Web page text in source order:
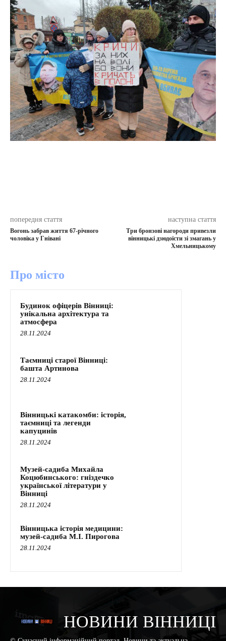
попередня стаття
Вогонь забрав життя 67-річного
чоловіка у Гнівані
наступна стаття
Три бронзові нагороди привезли
вінницькі дзюдоїсти зі змагань у
Хмельницькому
Про місто
Будинок офіцерів Вінниці:
унікальна архітектура та
атмосфера
28.11.2024
Таємниці старої Вінниці:
башта Артинова
28.11.2024
Вінницькі катакомби: історія,
таємниці та легенди
капуцинів
28.11.2024
Музей-садиба Михайла
Коцюбинського: гніздечко
української літератури у
Вінниці
28.11.2024
Вінницька історія медицини:
музей-садиба М.І. Пирогова
28.11.2024
НОВИНИ ВІННИЦІ